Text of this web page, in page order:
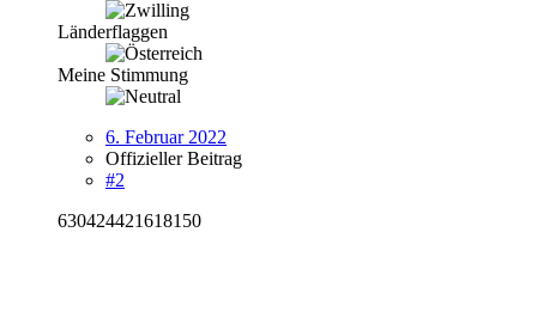
Länderflaggen
Meine Stimmung
6. Februar 2022
Offizieller Beitrag
#2
630424421618150